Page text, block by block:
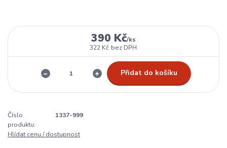
390 Kč/ks
322 Kč bez DPH
Přidat do košíku
Číslo
produktu:
1337-999
Hlídat cenu / dostupnost